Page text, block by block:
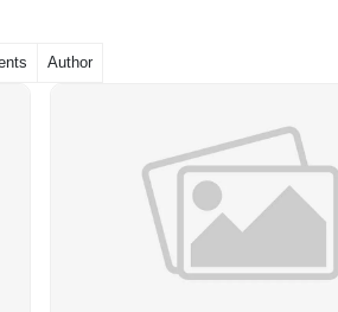
Author